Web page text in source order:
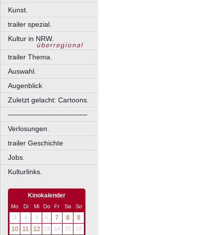
Kunst.
trailer spezial.
Kultur in NRW.
trailer Thema.
Auswahl.
Augenblick
Zuletzt gelacht: Cartoons.
––––––––––––––––––––
Verlosungen.
trailer Geschichte
Jobs.
Kulturlinks.
Kinokalender
Mo Di Mi Do Fr Sa
So
3
4 5 6 7 8
9
10
11 12 13 14 15 16